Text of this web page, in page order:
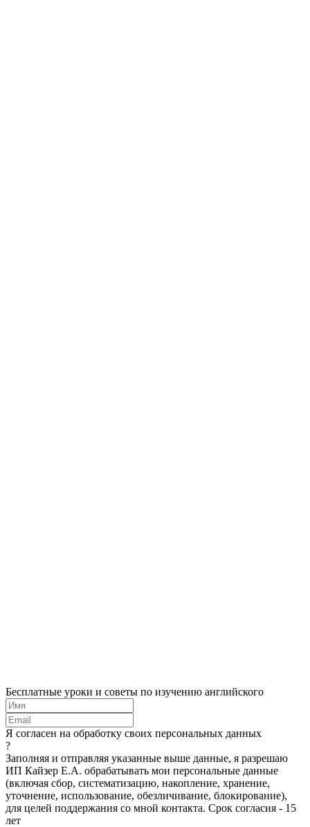
Бесплатные уроки и советы по изучению английского
Я согласен на обработку своих персональных данных
?
Заполняя и отправляя указанные выше данные, я разрешаю
ИП Кайзер Е.А. обрабатывать мои персональные данные
(включая сбор, систематизацию, накопление, хранение,
уточнение, использование, обезличивание, блокирование),
для целей поддержания со мной контакта. Срок согласия - 15
лет